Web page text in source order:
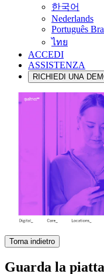
한국어
Nederlands
Português
ไทย
ACCEDI
ASSISTENZA
RICHIEDI UNA
Torna indietro
Guarda la